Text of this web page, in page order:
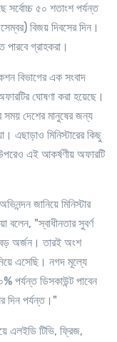
সর্বোচ্চ ৫০ শতাংশ পর্যন্ত
বিজয় দিবসের দিন।
গ্রাহকরা।
বিভাগের এক সংবাদ
ঘোষণা করা হয়েছে।
সময় দেশের মানুষের জন্য
এছাড়াও মিনিস্টারের কিছু
এই আকর্ষণীয় অফারটি
জানিয়ে মিনিস্টার
বলেন, "স্বাধীনতার সুবর্ণ
বড় অর্জন। তারই অংশ
এসেছি। নগদ মূল্যে
পর্যন্ত ডিসকাউন্ট পাবেন
দিন পর্যন্ত।"
এলইডি টিভি, ফ্রিজ,